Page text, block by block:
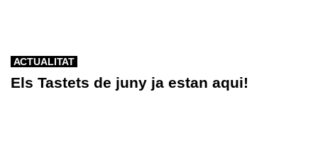
ACTUALITAT
Els Tastets de juny ja estan aqui!